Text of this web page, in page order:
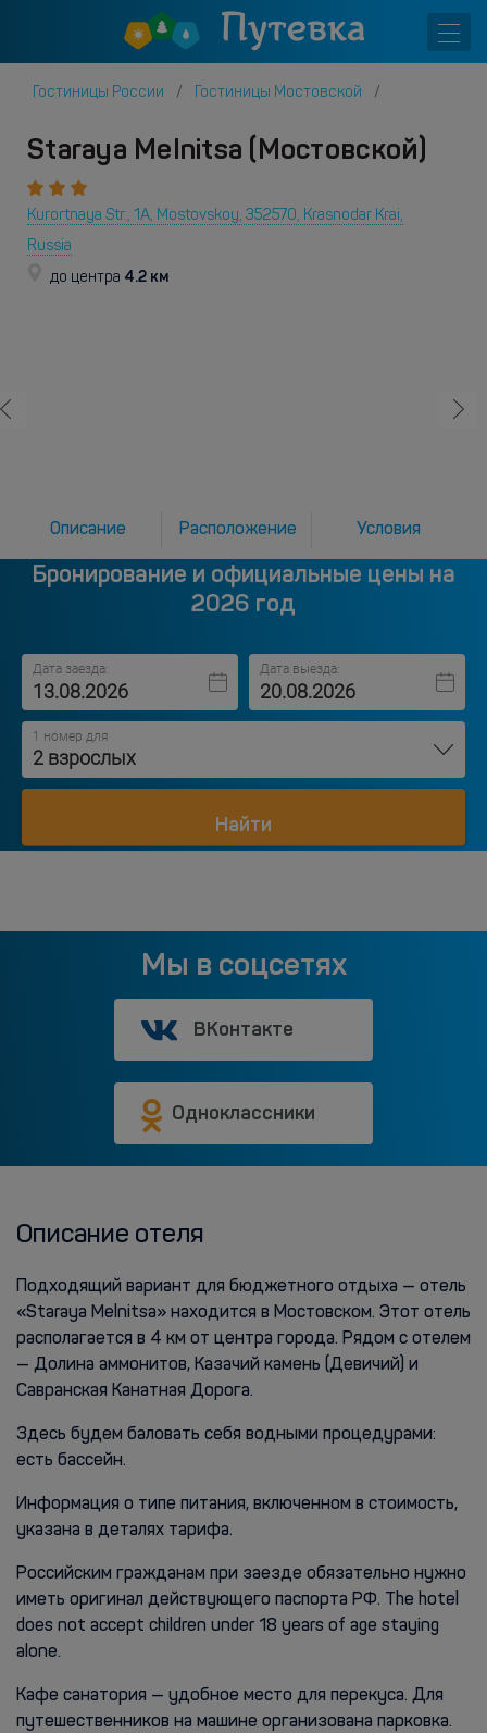
Гостиницы России Гостиницы Мостовской
Staraya Melnitsa (Мостовской)
Kurortnaya Str., 1A, Mostovskoy, 352570, Krasnodar Krai,
Russia
до центра 4.2 км
Описание Расположение Условия
Бронирование и официальные цены на
2026 год
Дата заезда: Дата выезда:
1 номер для
2 взрослых
Найти
Мы в соцсетях
ВКонтакте
Одноклассники
Описание отеля
Подходящий вариант для бюджетного отдыха — отель
«Staraya Melnitsa» находится в Мостовском. Этот отель
располагается в 4 км от центра города. Рядом с отелем
— Долина аммонитов, Казачий камень (Девичий) и
Савранская Канатная Дорога.
Здесь будем баловать себя водными процедурами:
есть бассейн.
Информация о типе питания, включенном в стоимость,
указана в деталях тарифа.
Российским гражданам при заезде обязательно нужно
иметь оригинал действующего паспорта РФ. The hotel
does not accept children under 18 years of age staying
alone.
Кафе санатория — удобное место для перекуса. Для
путешественников на машине организована парковка.